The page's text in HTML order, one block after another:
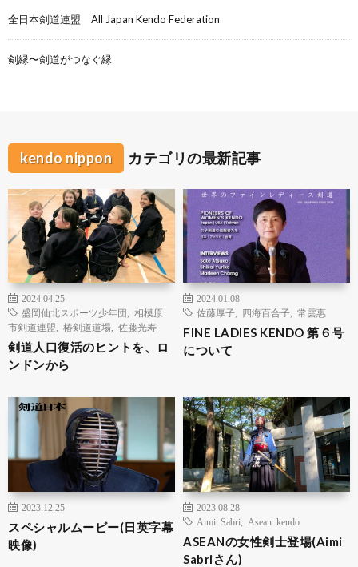
全日本剣道連盟 All Japan Kendo Federation
剣縁〜剣道がつなぐ縁
kendo nippon カテゴリの最新記事
2024.04.25
盛岡仙北スポーツ少年団
相模原
市剣道連盟
椿剣道道場 佐藤光寿
剣道人口復活のヒントを、ロ
ンドンから
2024.01.08
佐藤厚子
四海百合子 常雲惠
FINE LADIES KENDO 第６号
について
2023.12.25
スペシャルムービー(日英字幕
映像)
2023.08.28
Aimi Sabri
Asean kendo
ASEANの女性剣士登場(Aimi
Sabriさん)